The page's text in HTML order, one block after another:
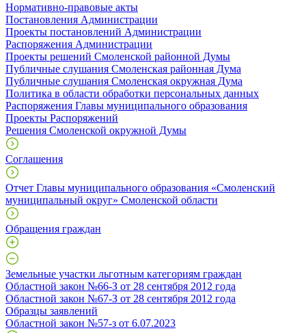
Нормативно-правовые акты
Постановления Администрации
Проекты постановлений Администрации
Распоряжения Администрации
Проекты решений Смоленской районной Думы
Публичные слушания Смоленская районная Дума
Публичные слушания Смоленская окружная Дума
Политика в области обработки персональных данных
Распоряжения Главы муниципального образования
Проекты Распоряжений
Решения Смоленской окружной Думы
Соглашения
Отчет Главы муниципального образования «Смоленский
муниципальный округ» Смоленской области
Обращения граждан
Земельные участки льготным категориям граждан
Областной закон №66-З от 28 сентября 2012 года
Областной закон №67-З от 28 сентября 2012 года
Образцы заявлений
Областной закон №57-з от 6.07.2023